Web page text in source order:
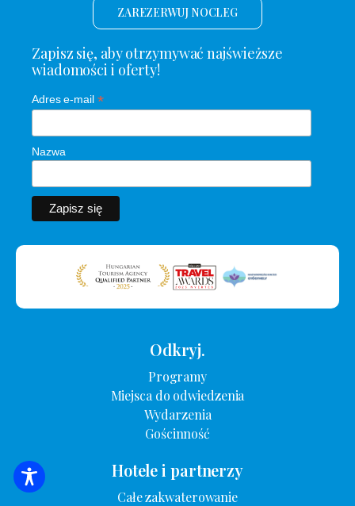
WYSZUKIWANIE ZAKWATEROWANIA
ZAREZERWUJ NOCLEG
Zapisz się, aby otrzymywać najświeższe
wiadomości i oferty!
Adres e-mail *
Nazwa
Odkryj.
Programy
Miejsca do odwiedzenia
Wydarzenia
Gościnność
Hotele i partnerzy
Całe zakwaterowanie